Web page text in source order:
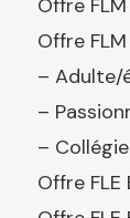
Offre
Offre
– Adulte/
–
–
Offre